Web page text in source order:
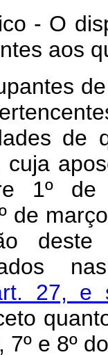
O
aos
cuja
1º
de
deste
27, e
7º e 8º